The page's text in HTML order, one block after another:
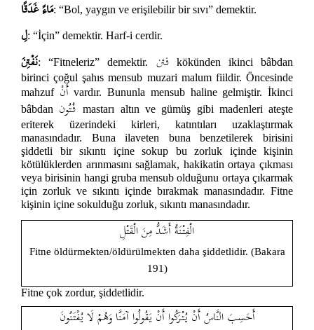
مَاءً غَدَقًا: “Bol, yaygın ve erişilebilir bir sıvı” demektir.
لِ: “İçin” demektir. Harf-i cerdir.
نَفْتِنَ: “Fitneleriz” demektir. فتنkökünden ikinci bâbdan
birinci çoğul şahıs mensub muzari malum fiildir. Öncesinde
mahzuf أَنْ vardır. Bununla mensub haline gelmiştir. İkinci
bâbdan فُتُون mastarı altın ve gümüş gibi madenleri ateşte
eriterek üzerindeki kirleri, katıntıları uzaklaştırmak
manasındadır. Buna ilaveten buna benzetilerek birisini
şiddetli bir sıkıntı içine sokup bu zorluk içinde kişinin
kötülüklerden arınmasını sağlamak, hakikatin ortaya çıkması
veya birisinin hangi gruba mensub olduğunu ortaya çıkarmak
için zorluk ve sıkıntı içinde bırakmak manasındadır. Fitne
kişinin içine sokulduğu zorluk, sıkıntı manasındadır.
الْفِتْنَةُ أَشَدُّ مِنَ الْقَتْلِ
Fitne öldürmekten/öldürülmekten daha şiddetlidir. (Bakara
191)
Fitne çok zordur, şiddetlidir.
أَحَسِبَ النَّاسُ أَنْ يُتْرَكُوا أَنْ يَقُولُوا آمَنَّا وَهُمْ لَا يُفْتَنُونَ